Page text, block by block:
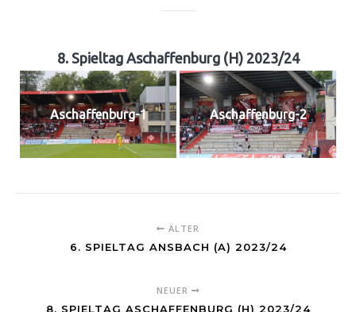
8. Spieltag Aschaffenburg (H) 2023/24
Aschaffenburg-1 Aschaffenburg-2
ÄLTER
6. SPIELTAG ANSBACH (A) 2023/24
NEUER
8. SPIELTAG ASCHAFFENBURG (H) 2023/24